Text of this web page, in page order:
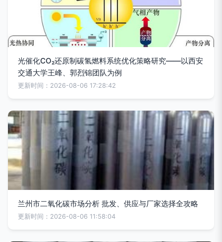
光催化CO₂还原制碳氢燃料系统优化策略研究——以西安
交通大学王峰、郭烈锦团队为例
更新时间：2026-08-06 17:28:42
兰州市二氧化碳市场分析 批发、供应与厂家选择全攻略
更新时间：2026-08-06 11:58:04